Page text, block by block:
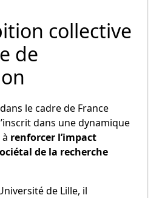
collective
de
le cadre de France
dans une dynamique
renforcer l’impact
de la recherche
de Lille, il